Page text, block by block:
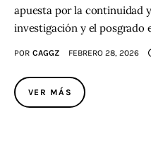
apuesta por la continuidad
investigación y el posgrado
POR CAGGZ FEBRERO 28, 2026
VER MÁS